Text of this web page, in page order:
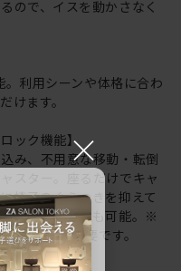
ので、イスを動かさなく
利用シーンや体格に合わ
けます。
ック機能】
み、不用意な移動・転倒
スター。座るだけでキャ
椅子のぐらつきを抑えて
ロックの解除も可能。※
以上が必要です。
×